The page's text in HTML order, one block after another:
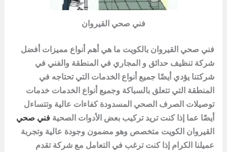
فني صحي القيروان
فني صحي القيروان بالكويت ما هي أهم أنواع مميزات أفضل
شركة تنظيف حدائق و المجاري في المنطقة والفني في
شركتنا يؤدي أيضًا جميع أنواع الخدمات التي تحتاجه في
المنطقة التي تتعلق بالسباكة وجميع أنواع الخدمات خدمات
توصيلات الصرف الصحي المسدودة كفاءات عالية وتتساءل
أيضًا عما إذا كنت تريد تركيب بعض الأدوات الصحية فني صحي
القيروان الكويت متخصص وهو مضمون وجودة عالية وتجربة
عميلنا الكرام إذا كنت ترغب في التعامل مع شركة تقدم